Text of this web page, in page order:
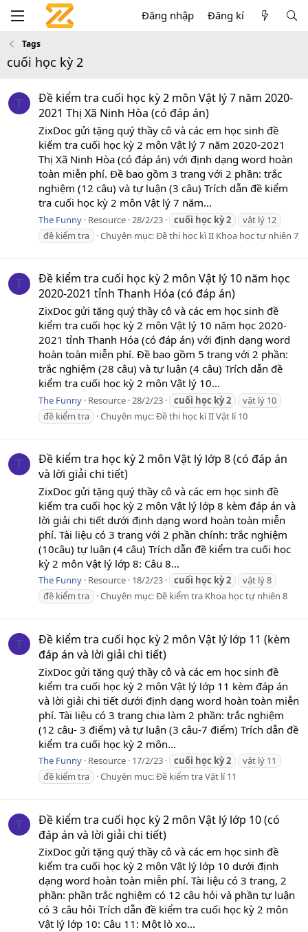
Đăng nhập Đăng kí
Tags
cuối học kỳ 2
T
Đề kiểm tra cuối học kỳ 2 môn Vật lý 7 năm 2020-
2021 Thị Xã Ninh Hòa (có đáp án)
ZixDoc gửi tặng quý thầy cô và các em học sinh đề
kiểm tra cuối học kỳ 2 môn Vật lý 7 năm 2020-2021
Thị Xã Ninh Hòa (có đáp án) với định dạng word hoàn
toàn miễn phí. Đề bao gồm 3 trang với 2 phần: trắc
nghiệm (12 câu) và tự luận (3 câu) Trích dẫn đề kiểm
tra cuối học kỳ 2 môn Vật lý 7 năm...
The Funny Resource 28/2/23 cuối học kỳ2
vật lý 12
đề kiểm tra
Chuyên mục:Đề thi học kì II Khoa học tự nhiên 7
T
Đề kiểm tra cuối học kỳ 2 môn Vật lý 10 năm học
2020-2021 tỉnh Thanh Hóa (có đáp án)
ZixDoc gửi tặng quý thầy cô và các em học sinh đề
kiểm tra cuối học kỳ 2 môn Vật lý 10 năm học 2020-
2021 tỉnh Thanh Hóa (có đáp án) với định dạng word
hoàn toàn miễn phí. Đề bao gồm 5 trang với 2 phần:
trắc nghiệm (28 câu) và tự luận (4 câu) Trích dẫn đề
kiểm tra cuối học kỳ 2 môn Vật lý 10...
The Funny Resource 28/2/23 cuối học kỳ2
vật lý 10
đề kiểm tra
Chuyên mục:Đề thi học kì II Vật lí 10
T
Đề kiểm tra học kỳ 2 môn Vật lý lớp 8 (có đáp án
và lời giải chi tiết)
ZixDoc gửi tặng quý thầy cô và các em học sinh đề
kiểm tra cuối học kỳ 2 môn Vật lý lớp 8 kèm đáp án và
lời giải chi tiết dưới định dạng word hoàn toàn miễn
phí. Tài liệu có 3 trang với 2 phần chính: trắc nghiệm
(10câu) tự luận (4 câu) Trích dẫn đề kiểm tra cuối học
kỳ 2 môn Vật lý lớp 8: Câu 8...
The Funny Resource 18/2/23 cuối học kỳ2
vật lý 8
đề kiểm tra
Chuyên mục:Đề kiểm tra Khoa học tự nhiên 8
T
Đề kiểm tra cuối học kỳ 2 môn Vật lý lớp 11 (kèm
đáp án và lời giải chi tiết)
ZixDoc gửi tặng quý thầy cô và các em học sinh đề
kiểm tra cuối học kỳ 2 môn Vật lý lớp 11 kèm đáp án
và lời giải chi tiết dưới định dạng word hoàn toàn miễn
phí. Tài liệu có 3 trang chia làm 2 phần: trắc nghiệm
(12 câu- 3 điểm) và tự luận (3 câu-7 điểm) Trích dẫn đề
kiểm tra cuối học kỳ 2 môn...
The Funny Resource 17/2/23 cuối học kỳ2
vật lý 11
đề kiểm tra
Chuyên mục:Đề kiểm tra Vật lí 11
T
Đề kiểm tra cuối học kỳ 2 môn Vật lý lớp 10 (có
đáp án và lời giải chi tiết)
ZixDoc gửi tặng quý thầy cô và các em học sinh đề
kiểm tra cuối học kỳ 2 môn Vật lý lớp 10 dưới định
dạng word hoàn toàn miễn phí. Tài liệu có 3 trang, 2
phần: phần trắc nghiệm có 12 câu hỏi và phần tự luận
có 3 câu hỏi Trích dẫn đề kiểm tra cuối học kỳ 2 môn
Vật lý lớp 10: Câu 11: Một lò xo...